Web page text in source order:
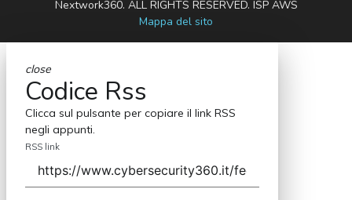
Nextwork360. ALL RIGHTS RESERVED. ISP AWS
Mappa del sito
close
Codice Rss
Clicca sul pulsante per copiare il link RSS
negli appunti.
RSS link